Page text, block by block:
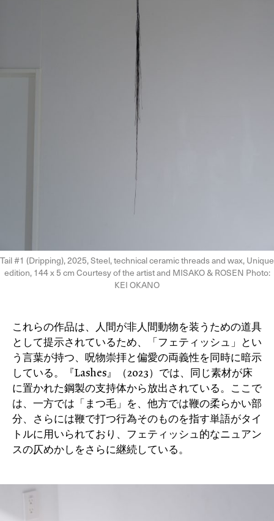
Tail #1 (Dripping), 2025, Steel, technical ceramic threads and wax, Unique
edition, 144 x 5 cm Courtesy of the artist and MISAKO & ROSEN Photo:
KEI OKANO
これらの作品は、人間が非人間動物を装うための道具
として提示されているため、「フェティッシュ」とい
う言葉が持つ、呪物崇拝と偏愛の両義性を同時に暗示
している。『Lashes』（2023）では、同じ素材が床
に置かれた鋼製の支持体から放出されている。ここで
は、一方では「まつ毛」を、他方では鞭の柔らかい部
分、さらには鞭で打つ行為そのものを指す単語がタイ
トルに用いられており、フェティッシュ的なニュアン
スの仄めかしをさらに継続している。